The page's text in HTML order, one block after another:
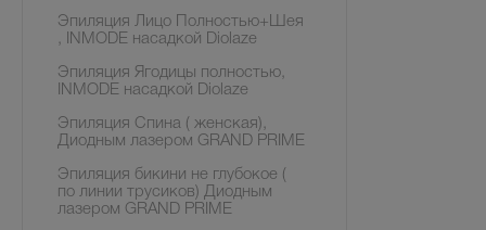
Эпиляция Лицо Полностью+Шея
, INMODE насадкой Diolaze
Эпиляция Ягодицы полностью,
INMODE насадкой Diolaze
Эпиляция Спина ( женская),
Диодным лазером GRAND PRIME
Эпиляция бикини не глубокое (
по линии трусиков) Диодным
лазером GRAND PRIME